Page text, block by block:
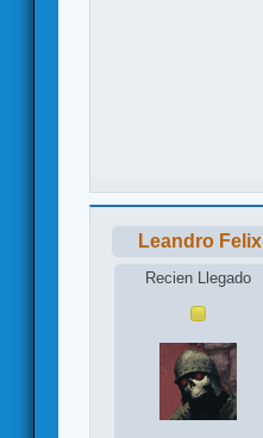
Leandro Felix
Recien Llegado